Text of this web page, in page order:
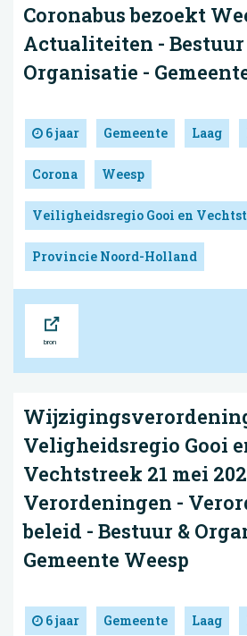
Coronabus bezoekt
Actualiteiten - Bestuur
Organisatie -
6 jaar Gemeente Laag
Corona Weesp
Veiligheidsregio Gooi en
Provincie Noord-Holland
Wijzigingsverordening
Veligheidsregio Gooi
Vechtstreek 21 mei
Verordeningen -
beleid - Bestuur &
Gemeente Weesp
6 jaar Gemeente Laag